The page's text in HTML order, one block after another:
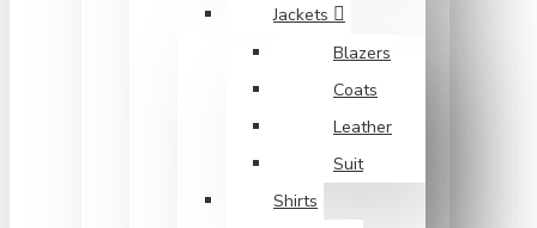
Jackets
Blazers
Coats
Leather
Suit
Shirts